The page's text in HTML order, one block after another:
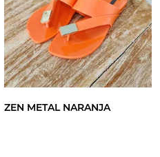
ZEN METAL NARANJA